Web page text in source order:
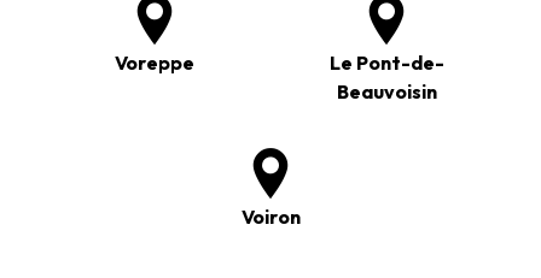
Voreppe
Le Pont-de-
Beauvoisin
Voiron